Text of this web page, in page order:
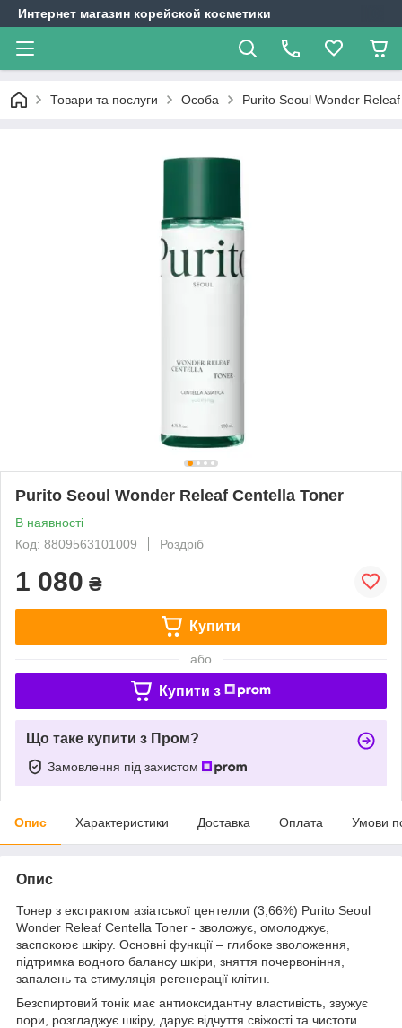
Интернет магазин корейской косметики
Товари та послуги Особа Purito Seoul Wonder
Purito Seoul Wonder Releaf Centella Toner
В наявності
Код: 8809563101009
Роздріб
1 080 ₴
Купити
або
Купити з
Що таке купити з Пром?
Замовлення під захистом
Опис Характеристики Доставка Оплата Умови
Опис
Тонер з екстрактом азіатської центелли (3,66%) Purito Seoul
Wonder Releaf Centella Toner - зволожує, омолоджує,
заспокоює шкіру. Основні функції – глибоке зволоження,
підтримка водного балансу шкіри, зняття почервоніння,
запалень та стимуляція регенерації клітин.
Безспиртовий тонік має антиоксидантну властивість, звужує
пори, розгладжує шкіру, дарує відчуття свіжості та чистоти.